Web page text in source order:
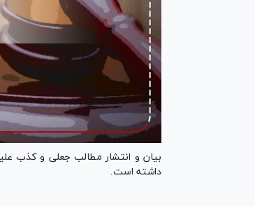
بیان و انتشار مطالب جعلی و کذب
داشته است.